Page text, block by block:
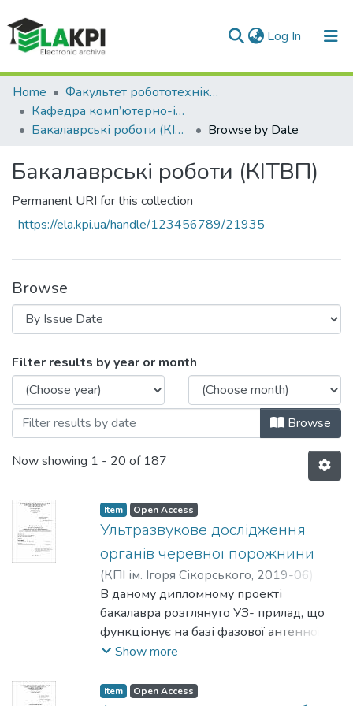
Log In (current)
Communities & Collections
All of DSpace
Home
Факультет робототехніки та приладобудування (ФРП)
Кафедра комп’ютерно-інтегрованих технологій виробництва приладів (КІТВП)
Бакалаврські роботи (КІТВП)
Browse by Date
Бакалаврські роботи (КІТВП)
Permanent URI for this collection
https://ela.kpi.ua/handle/123456789/21935
Browse
Browsing Бакалаврські роботи
Filter results by year or month
Browse
Now showing 1 - 20 of 187
Item Open Access
Ультразвукове дослідження
органів черевної порожнини
(КПІ ім. Ігоря Сікорського, 2019-06)
Коломієць, Вікторія Сергіївна;
Наталія Володимирівна
В даному дипломному проекті
бакалавра розглянуто УЗ- прилад, що
функціонує на базі фазової антенної
гратки. В проекті розглянуто існуючі
методи акустичного контролю, описано
Show more
Item Open Access